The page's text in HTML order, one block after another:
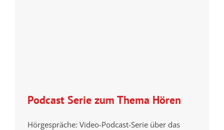
Podcast Serie zum Thema Hören
Hörgespräche: Video-Podcast-Serie über das